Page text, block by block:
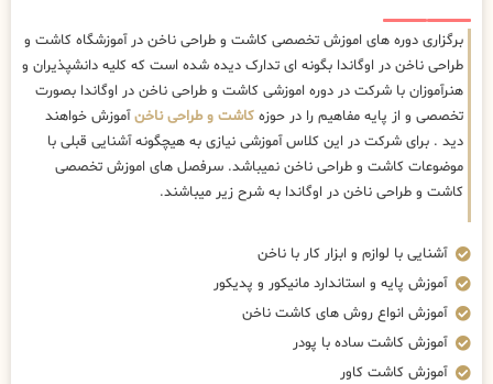
برگزاری دوره های اموزش تخصصی کاشت و طراحی ناخن در آموزشگاه کاشت و
طراحی ناخن در اوگاندا بگونه ای تدارک دیده شده است که کلیه دانشپذیران و
هنرآموزان با شرکت در دوره اموزشی کاشت و طراحی ناخن در اوگاندا بصورت
تخصصی و از پایه مفاهیم را در حوزه کاشت و طراحی ناخنآموزش خواهند
دید . برای شرکت در این کلاس آموزشی نیازی به هیچگونه آشنایی قبلی با
موضوعات کاشت و طراحی ناخن نمیباشد. سرفصل های اموزش تخصصی
کاشت و طراحی ناخن در اوگاندا به شرح زیر میباشند.
آشنایی با لوازم و ابزار کار با ناخن
آموزش پایه و استاندارد مانیکور و پدیکور
آموزش انواع روش های کاشت ناخن
آموزش کاشت ساده با پودر
آموزش کاشت کاور